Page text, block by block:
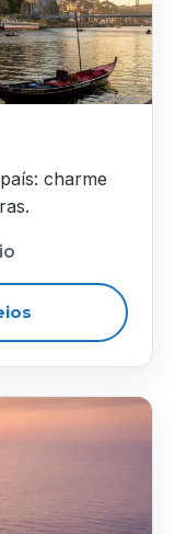
charme